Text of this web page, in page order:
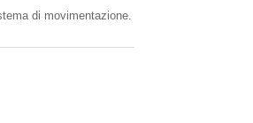
di movimentazione.